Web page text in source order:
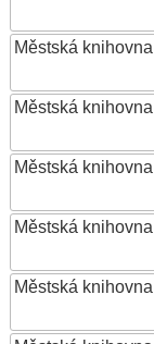
Městská
Městská
Městská
Městská
Městská